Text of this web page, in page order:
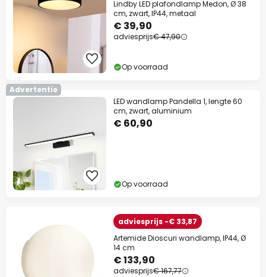
Lindby LED plafondlamp Medon, Ø 38
cm, zwart, IP44, metaal
€ 39,90
adviesprijs€ 47,90
Op voorraad
Advertentie
LED wandlamp Pandella 1, lengte 60
cm, zwart, aluminium
€ 60,90
Op voorraad
adviesprijs -€ 33,87
Artemide Dioscuri wandlamp, IP44, Ø
14 cm
€ 133,90
adviesprijs€ 167,77